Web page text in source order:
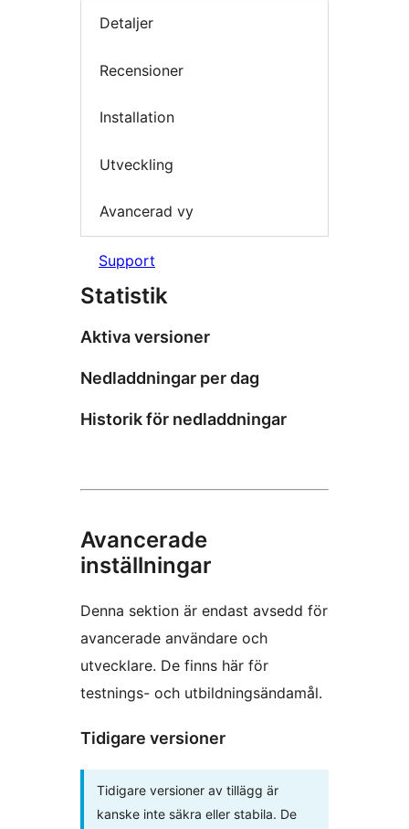
Detaljer
Recensioner
Installation
Utveckling
Avancerad vy
Support
Statistik
Aktiva versioner
Nedladdningar per dag
Historik för nedladdningar
Avancerade
inställningar
Denna sektion är endast avsedd för
avancerade användare och
utvecklare. De finns här för
testnings- och utbildningsändamål.
Tidigare versioner
Tidigare versioner av tillägg är
kanske inte säkra eller stabila. De